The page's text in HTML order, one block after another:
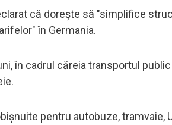
că dorește să "simplifice
în Germania.
în cadrul căreia transportul
pentru autobuze, tramvaie,